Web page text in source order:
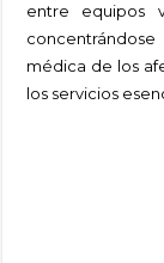
entre equipos
médica de los
los servicios